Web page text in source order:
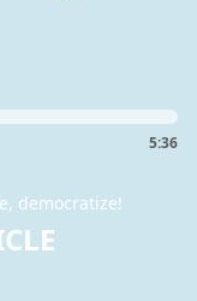
5:36
democratize!